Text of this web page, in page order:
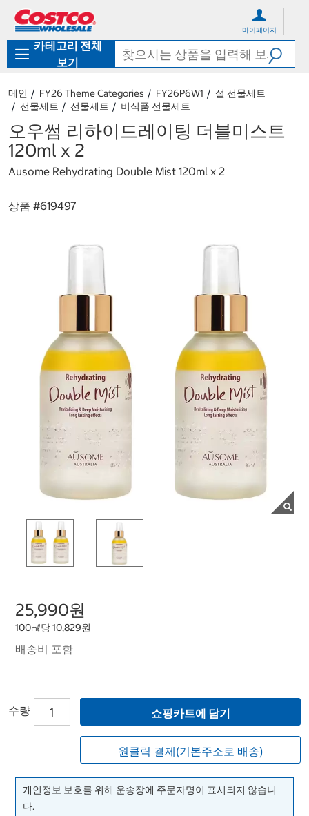
로
기
가
마이페이지
카테고리 전체
보기
메인 FY26 Theme Categories FY26P6W1
설 선물세트
선물세트
선물세트 비식품 선물세트
오우썸 리하이드레이팅 더블미스트
120ml x 2
Ausome Rehydrating Double Mist 120ml x 2
상품 #619497
25,990원
100㎖당 10,829원
배송비 포함
수량 쇼핑카트에 담기
원클릭 결제(기본주소로 배송)
개인정보 보호를 위해 운송장에 주문자명이 표시되지 않습니
다.